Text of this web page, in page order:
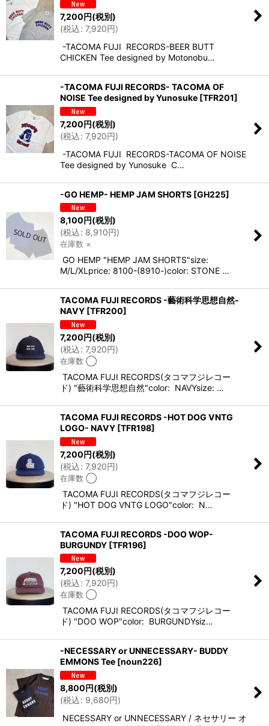
7,200円(税別)
(税込: 7,920円)
-TACOMA FUJI RECORDS-BEER BUTT
CHICKEN Tee designed by Motonobu…
-TACOMA FUJI RECORDS- TACOMA OF
NOISE Tee designed by Yunosuke [TFR201]
7,200円(税別)
(税込: 7,920円)
-TACOMA FUJI RECORDS-TACOMA OF NOISE
Tee designed by Yunosuke C…
-GO HEMP- HEMP JAM SHORTS [GH225]
8,100円(税別)
(税込: 8,910円)
在庫数 ×
GO HEMP "HEMP JAM SHORTS"size:
M/L/XLprice: 8100-(8910-)color: STONE …
TACOMA FUJI RECORDS -藝術科学思想自然-
NAVY [TFR200]
7,200円(税別)
(税込: 7,920円)
在庫数 ◯
TACOMA FUJI RECORDS(タコマフジレコー
ド) "藝術科学思想自然"color: NAVYsize: …
TACOMA FUJI RECORDS -HOT DOG VNTG
LOGO- NAVY [TFR198]
7,200円(税別)
(税込: 7,920円)
在庫数 ◯
TACOMA FUJI RECORDS(タコマフジレコー
ド) "HOT DOG VNTG LOGO"color: N…
TACOMA FUJI RECORDS -DOO WOP-
BURGUNDY [TFR196]
7,200円(税別)
(税込: 7,920円)
在庫数 ◯
TACOMA FUJI RECORDS(タコマフジレコー
ド) "DOO WOP"color: BURGUNDYsiz…
-NECESSARY or UNNECESSARY- BUDDY
EMMONS Tee [noun226]
8,800円(税別)
(税込: 9,680円)
NECESSARY or UNNECESSARY / ネセサリー オ